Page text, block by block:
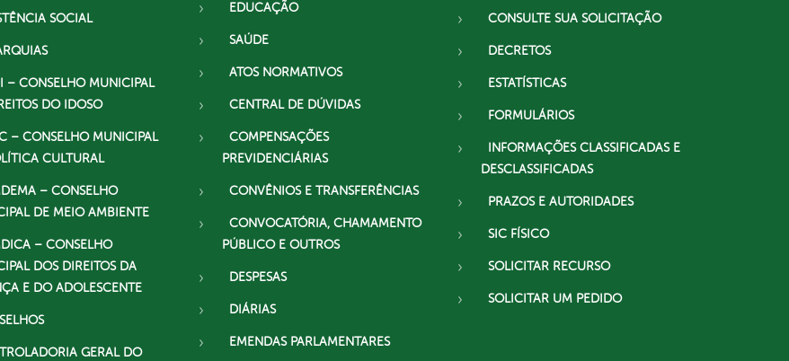
SOCIAL
– CONSELHO MUNICIPAL
DO IDOSO
– CONSELHO MUNICIPAL
CULTURAL
– CONSELHO
DE MEIO AMBIENTE
– CONSELHO
DOS DIREITOS DA
E DO ADOLESCENTE
GERAL DO
EDUCAÇÃO
SAÚDE
ATOS NORMATIVOS
CENTRAL DE DÚVIDAS
COMPENSAÇÕES
PREVIDENCIÁRIAS
CONVÊNIOS E TRANSFERÊNCIAS
CONVOCATÓRIA, CHAMAMENTO
PÚBLICO E OUTROS
DESPESAS
DIÁRIAS
EMENDAS PARLAMENTARES
CONSULTE SUA SOLICITAÇÃO
DECRETOS
ESTATÍSTICAS
FORMULÁRIOS
INFORMAÇÕES CLASSIFICADAS E
DESCLASSIFICADAS
PRAZOS E AUTORIDADES
SIC FÍSICO
SOLICITAR RECURSO
SOLICITAR UM PEDIDO